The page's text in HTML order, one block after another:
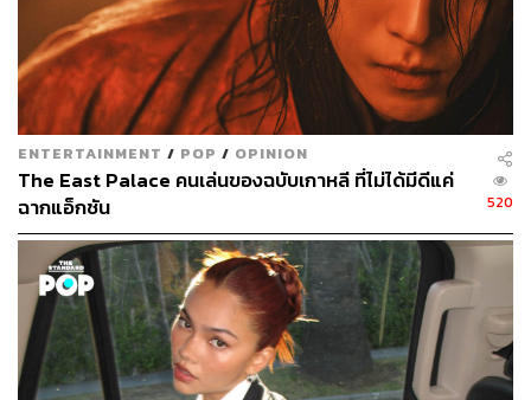
ส่วน แอนนี่ (เอ็มมา สโตน) เธอคือสาวสวยที่ต้องเผชิญกับ
ความรู้สึกว่างเปล่า ท้อแท้ ด้วยความรู้สึกผิดจากความ
สัมพันธ์กับแม่และน้องสาวที่ติดตรึงฝังแน่นจนยากจะทำให้
สลายหายไปจากใจได้ ทั้งสองเข้ามาร่วมการทดลองด้วย
ความหวังเหมือนกับคนอื่นๆ คืออยากจะหายจากความทุกข์
ทนเหล่านี้และกลับไปใช้ชีวิตได้อย่างปกติสุขเสียที
แต่คิดหรือว่าคนเขียนบทจะยอมให้ทุกอย่างหายอย่างง่ายดาย
แบบนั้น สิ่งที่ตัวละครต้องผ่านคือการกินยาเพื่อเรียกความ
ทรงจำในวันที่เลวร้ายที่สุดของเขาและเธอออกมาเผชิญหน้า
กับมันอีกครั้ง ก่อนที่วันต่อมาจะเริ่มเข้าสู่ความฝันสุดเซอร์เรี
ยลที่เจ้าของความฝันจะเป็นอะไรก็ได้ ตั้งแต่คู่ผัวเมียที่ต้อง
ขโมยตัวลีเมอร์จากร้านขายเฟอร์ ไปจนถึงเป็นเอลฟ์ในริเวน
เดลล์
ENTERTAINMENT / POP / OPINION
The East Palace คนเล่นของฉบับเกาหลี ที่ไม่ได้มีดีแค่
ฉากแอ็กชัน
520